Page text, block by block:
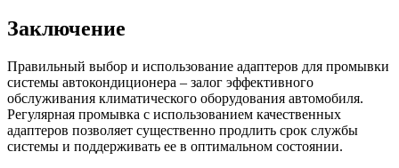
Заключение
Правильный выбор и использование адаптеров для промывки
системы автокондиционера – залог эффективного
обслуживания климатического оборудования автомобиля.
Регулярная промывка с использованием качественных
адаптеров позволяет существенно продлить срок службы
системы и поддерживать ее в оптимальном состоянии.